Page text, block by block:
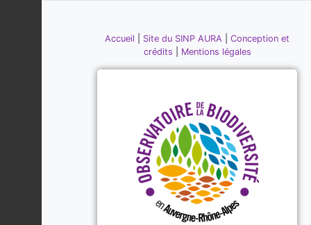
Accueil Site du SINP AURA
Conception et
crédits
Mentions légales